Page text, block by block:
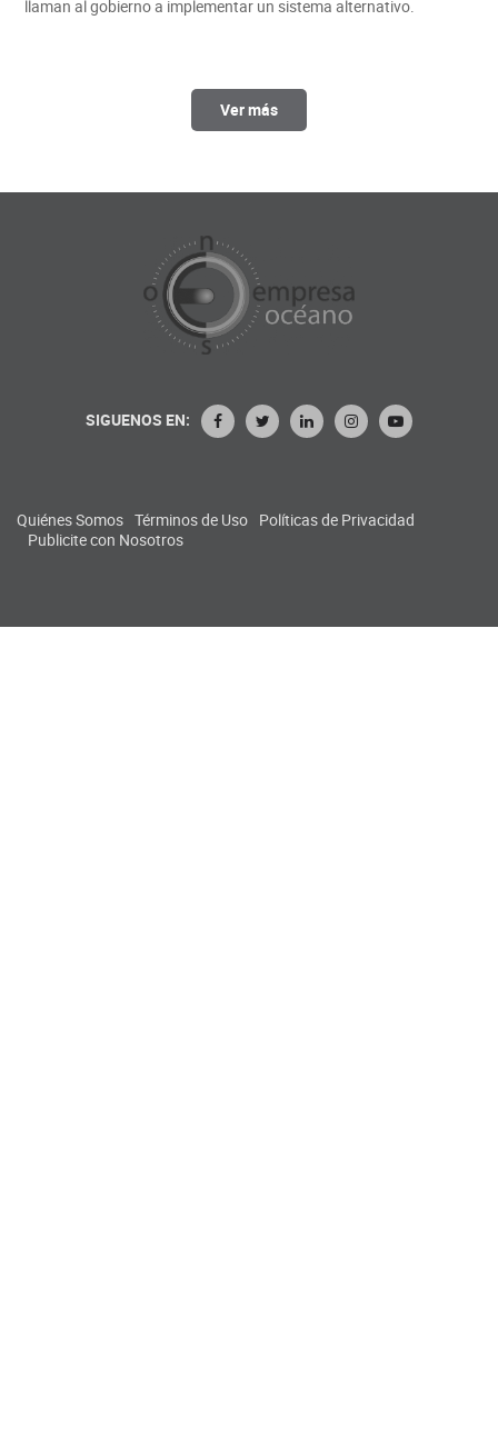
llaman al gobierno a implementar un sistema alternativo.
Ver más
SIGUENOS EN:
Quiénes Somos Términos de Uso Políticas de Privacidad
Publicite con Nosotros